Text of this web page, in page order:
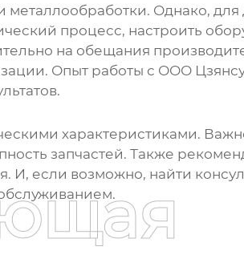
Однако,
процесс, настроить
на обещания
Опыт работы с ООО
характеристиками.
запчастей. Также
если возможно, найти